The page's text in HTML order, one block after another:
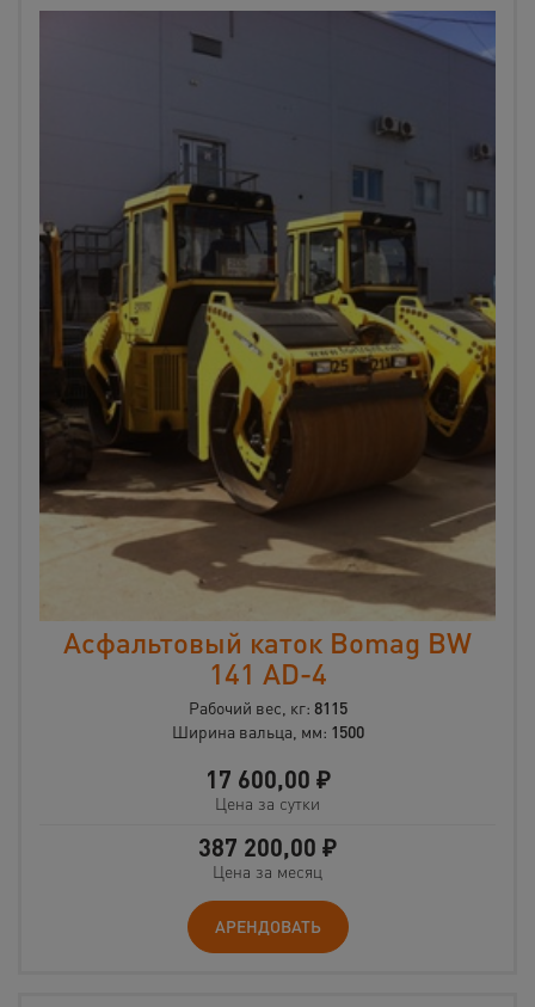
Асфальтовый каток Bomag BW
141 AD-4
Рабочий вес, кг: 8115
Ширина вальца, мм: 1500
17 600,00 ₽
Цена за сутки
387 200,00 ₽
Цена за месяц
АРЕНДОВАТЬ